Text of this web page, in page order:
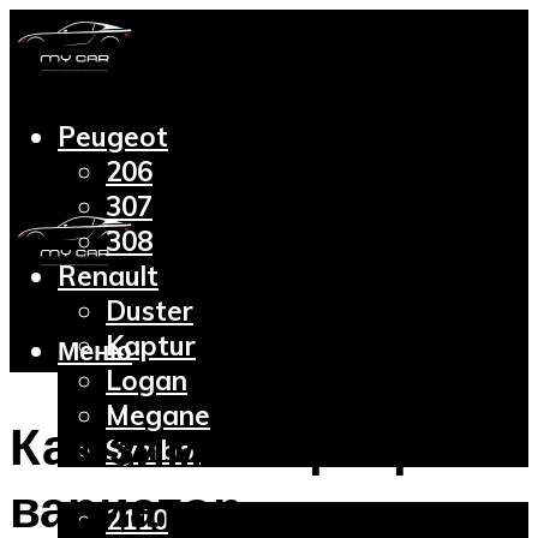
Peugeot
206
307
308
Renault
Duster
Kaptur
Logan
Megane
Symbol
2110
Меню
Как зимой прогреть
вариатор